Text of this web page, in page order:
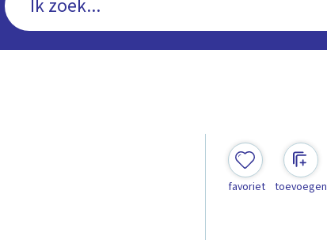
favoriet toevoegen